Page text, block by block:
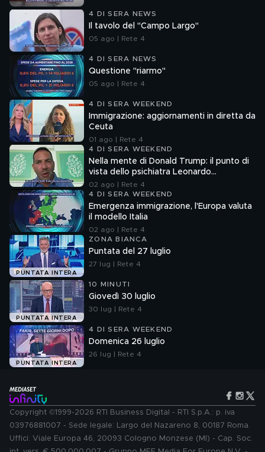
4 DI SERA NEWS
Il tavolo del "Campo Largo"
05 ago | Rete 4
4 DI SERA NEWS
Questione "riarmo"
05 ago | Rete 4
4 DI SERA WEEKEND
Immigrazione: aggiornamenti in diretta da
Ceuta
01 ago | Rete 4
4 DI SERA WEEKEND
Nella mente di Donald Trump: il punto di
vista dello psichiatra Leonardo
Mendolicchio
02 ago | Rete 4
4 DI SERA WEEKEND
Emergenza immigrazione, l'Europa valuta
il modello Italia
02 ago | Rete 4
PUNTATA INTERA
ZONA BIANCA
Puntata del 27 luglio
27 lug | Rete 4
PUNTATA INTERA
10 MINUTI
Giovedì 30 luglio
30 lug | Rete 4
PUNTATA INTERA
4 DI SERA WEEKEND
Domenica 26 luglio
26 lug | Rete 4
Copyright ©1999-2026 RTI Business Digital - RTI S.p.A.: p. iva
03976881007 - Sede legale: Largo del Nazareno 8, 00187 Roma.
Uffici: Viale Europa 46, 20093 Cologno Monzese (MI) - Cap. Soc.